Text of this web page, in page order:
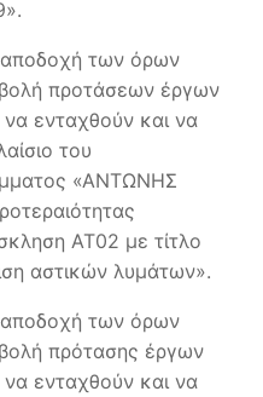
των όρων
προτάσεων έργων
ενταχθούν και να
του
«ΑΝΤΩΝΗΣ
ΑΤ02 με τίτλο
αστικών λυμάτων».
των όρων
πρότασης έργων
ενταχθούν και να